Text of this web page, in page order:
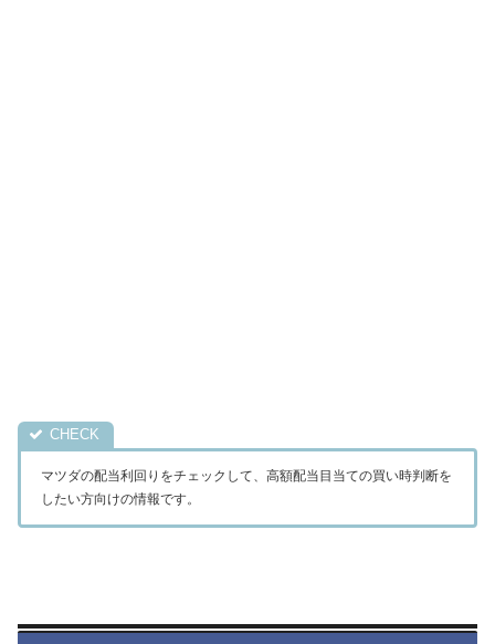
マツダの配当利回りをチェックして、高額配当目当ての買い時判断を
したい方向けの情報です。